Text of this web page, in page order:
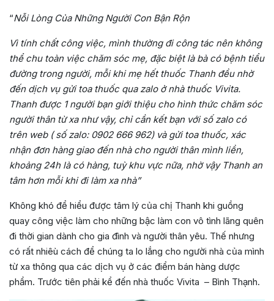
“Nỗi Lòng Của Những Người Con Bận Rộn
Vì tính chất công việc, mình thường đi công tác nên không
thể chu toàn việc chăm sóc mẹ, đặc biệt là bà có bệnh tiểu
đường trong người, mỗi khi mẹ hết thuốc Thanh đều nhờ
đến dịch vụ gửi toa thuốc qua zalo ở nhà thuốc Vivita.
Thanh được 1 người bạn giới thiệu cho hình thức chăm sóc
người thân từ xa như vậy, chỉ cần kết bạn với số zalo có
trên web ( số zalo: 0902 666 962) và gửi toa thuốc, xác
nhận đơn hàng giao đến nhà cho người thân mình liền,
khoảng 24h là có hàng, tuỳ khu vực nữa, nhờ vậy Thanh an
tâm hơn mỗi khi đi làm xa nhà”
Không khó để hiểu được tâm lý của chị Thanh khi guồng
quay công việc làm cho những bậc làm con vô tình lãng quên
đi thời gian dành cho gia đình và người thân yêu. Thế nhưng
có rất nhiêù cách để chúng ta lo lắng cho người nhà của mình
từ xa thông qua các dịch vụ ở các điểm bán hàng dược
phẩm. Trước tiên phải kể đến nhà thuốc Vivita – Bình Thạnh.